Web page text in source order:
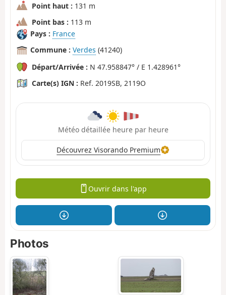
Point haut : 131 m
Point bas : 113 m
Pays : France
Commune : Verdes (41240)
Départ/Arrivée : N 47.958847° / E 1.428961°
Carte(s) IGN : Ref. 2019SB, 2119O
Météo détaillée heure par heure
Découvrez Visorando Premium
Ouvrir dans l'app
Photos